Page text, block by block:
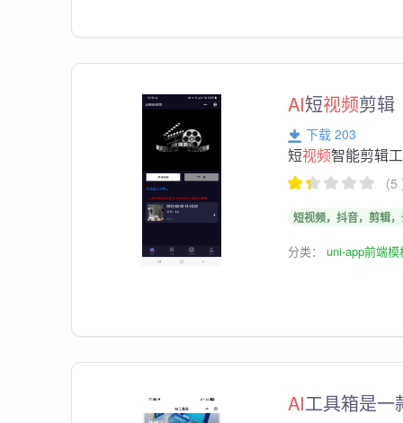
AI短视频剪辑
下载 203
短视频智能剪辑
（
短视频，抖音，剪辑
分类：uni-app前端模
AI工具箱是一